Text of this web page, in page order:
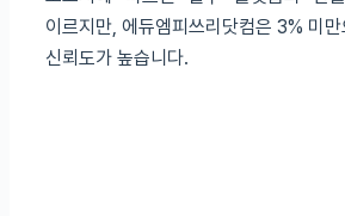
이르지만, 에듀엠피쓰리닷컴은 3% 미
신뢰도가 높습니다.